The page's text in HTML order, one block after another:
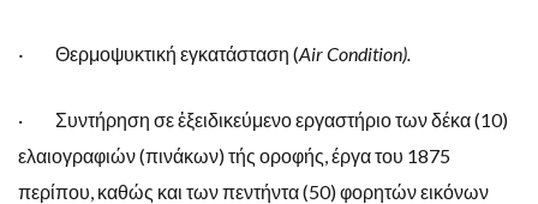
· Θερμοψυκτική εγκατάσταση (Air Condition).
· Συντήρηση σε ἐξειδικεύμενο εργαστήριο των δέκα (10)
ελαιογραφιών (πινάκων) τής οροφής, έργα του 1875
περίπου, καθώς και των πεντήντα (50) φορητών εικόνων